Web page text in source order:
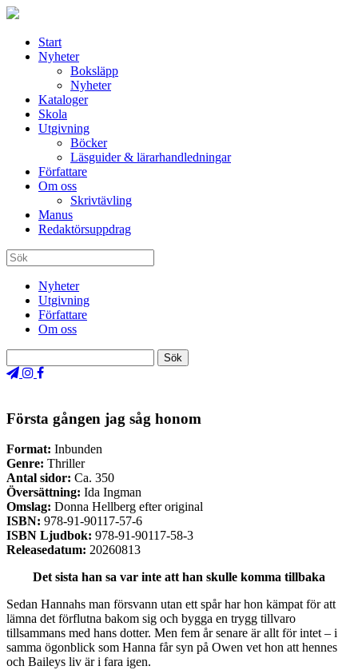
Start
Nyheter
Boksläpp
Nyheter
Kataloger
Skola
Utgivning
Böcker
Läsguider & lärarhandledningar
Författare
Om oss
Skrivtävling
Manus
Redaktörsuppdrag
Nyheter
Utgivning
Författare
Om oss
Första gången jag såg honom
Format: Inbunden
Genre: Thriller
Antal sidor: Ca. 350
Översättning: Ida Ingman
Omslag: Donna Hellberg efter original
ISBN: 978-91-90117-57-6
ISBN Ljudbok: 978-91-90117-58-3
Releasedatum: 20260813
Det sista han sa var inte att han skulle komma tillbaka
Sedan Hannahs man försvann utan ett spår har hon kämpat för att
lämna det förflutna bakom sig och bygga en trygg tillvaro
tillsammans med hans dotter. Men fem år senare är allt för intet – i
samma ögonblick som Hanna får syn på Owen vet hon att hennes
och Baileys liv är i fara igen.